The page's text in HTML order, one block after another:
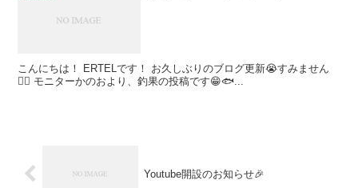
こんにちは！ ERTELです！ お久しぶりのブログ更新😭すみません
🙇‍♀️ モニターかのおより、釣果の投稿です😁🐟...
Youtube開設のお知らせ🎉